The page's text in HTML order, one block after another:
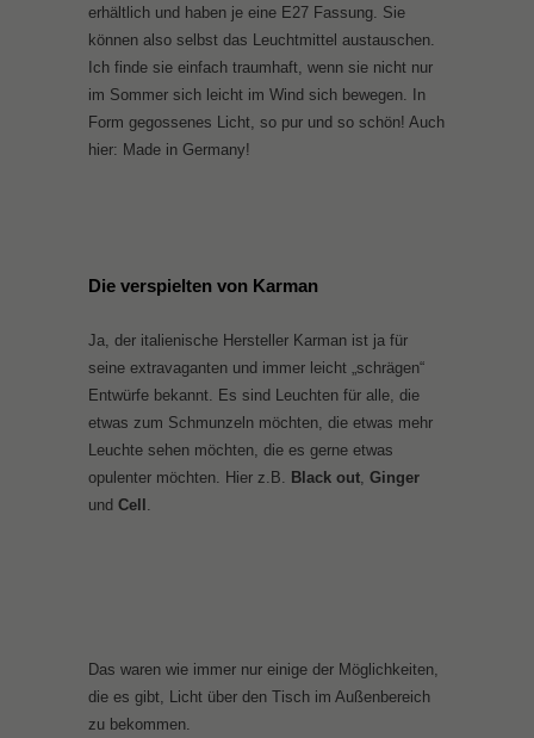
erhältlich und haben je eine E27 Fassung. Sie
können also selbst das Leuchtmittel austauschen.
Ich finde sie einfach traumhaft, wenn sie nicht nur
im Sommer sich leicht im Wind sich bewegen. In
Form gegossenes Licht, so pur und so schön! Auch
hier: Made in Germany!
Die verspielten von Karman
Ja, der italienische Hersteller Karman ist ja für
seine extravaganten und immer leicht „schrägen“
Entwürfe bekannt. Es sind Leuchten für alle, die
etwas zum Schmunzeln möchten, die etwas mehr
Leuchte sehen möchten, die es gerne etwas
opulenter möchten. Hier z.B. Black out Ginger
und Cell
Das waren wie immer nur einige der Möglichkeiten,
die es gibt, Licht über den Tisch im Außenbereich
zu bekommen.